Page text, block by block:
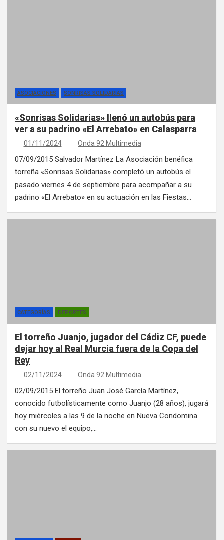
ASOCIACIONES SONRISAS SOLIDARIAS
«Sonrisas Solidarias» llenó un autobús para
ver a su padrino «El Arrebato» en Calasparra
01/11/2024 Onda 92 Multimedia
07/09/2015 Salvador Martínez La Asociación benéfica
torreña «Sonrisas Solidarias» completó un autobús el
pasado viernes 4 de septiembre para acompañar a su
padrino «El Arrebato» en su actuación en las Fiestas…
CATEGORÍAS DEPORTES
El torreño Juanjo, jugador del Cádiz CF, puede
dejar hoy al Real Murcia fuera de la Copa del
Rey
02/11/2024 Onda 92 Multimedia
02/09/2015 El torreño Juan José García Martínez,
conocido futbolísticamente como Juanjo (28 años), jugará
hoy miércoles a las 9 de la noche en Nueva Condomina
con su nuevo el equipo,…